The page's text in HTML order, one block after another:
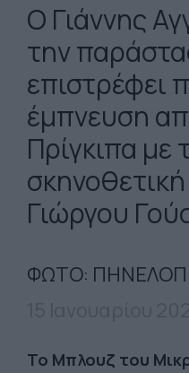
O Γιάννης
την
επιστρέφει
έμπνευση
Πρίγκιπα με
Γιώργου
ΦΩΤΟ:
Το Μπλουζ του